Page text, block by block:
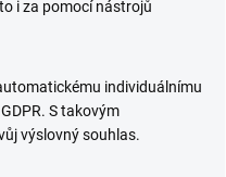
i za pomocí nástrojů
individuálnímu
S takovým
výslovný souhlas.